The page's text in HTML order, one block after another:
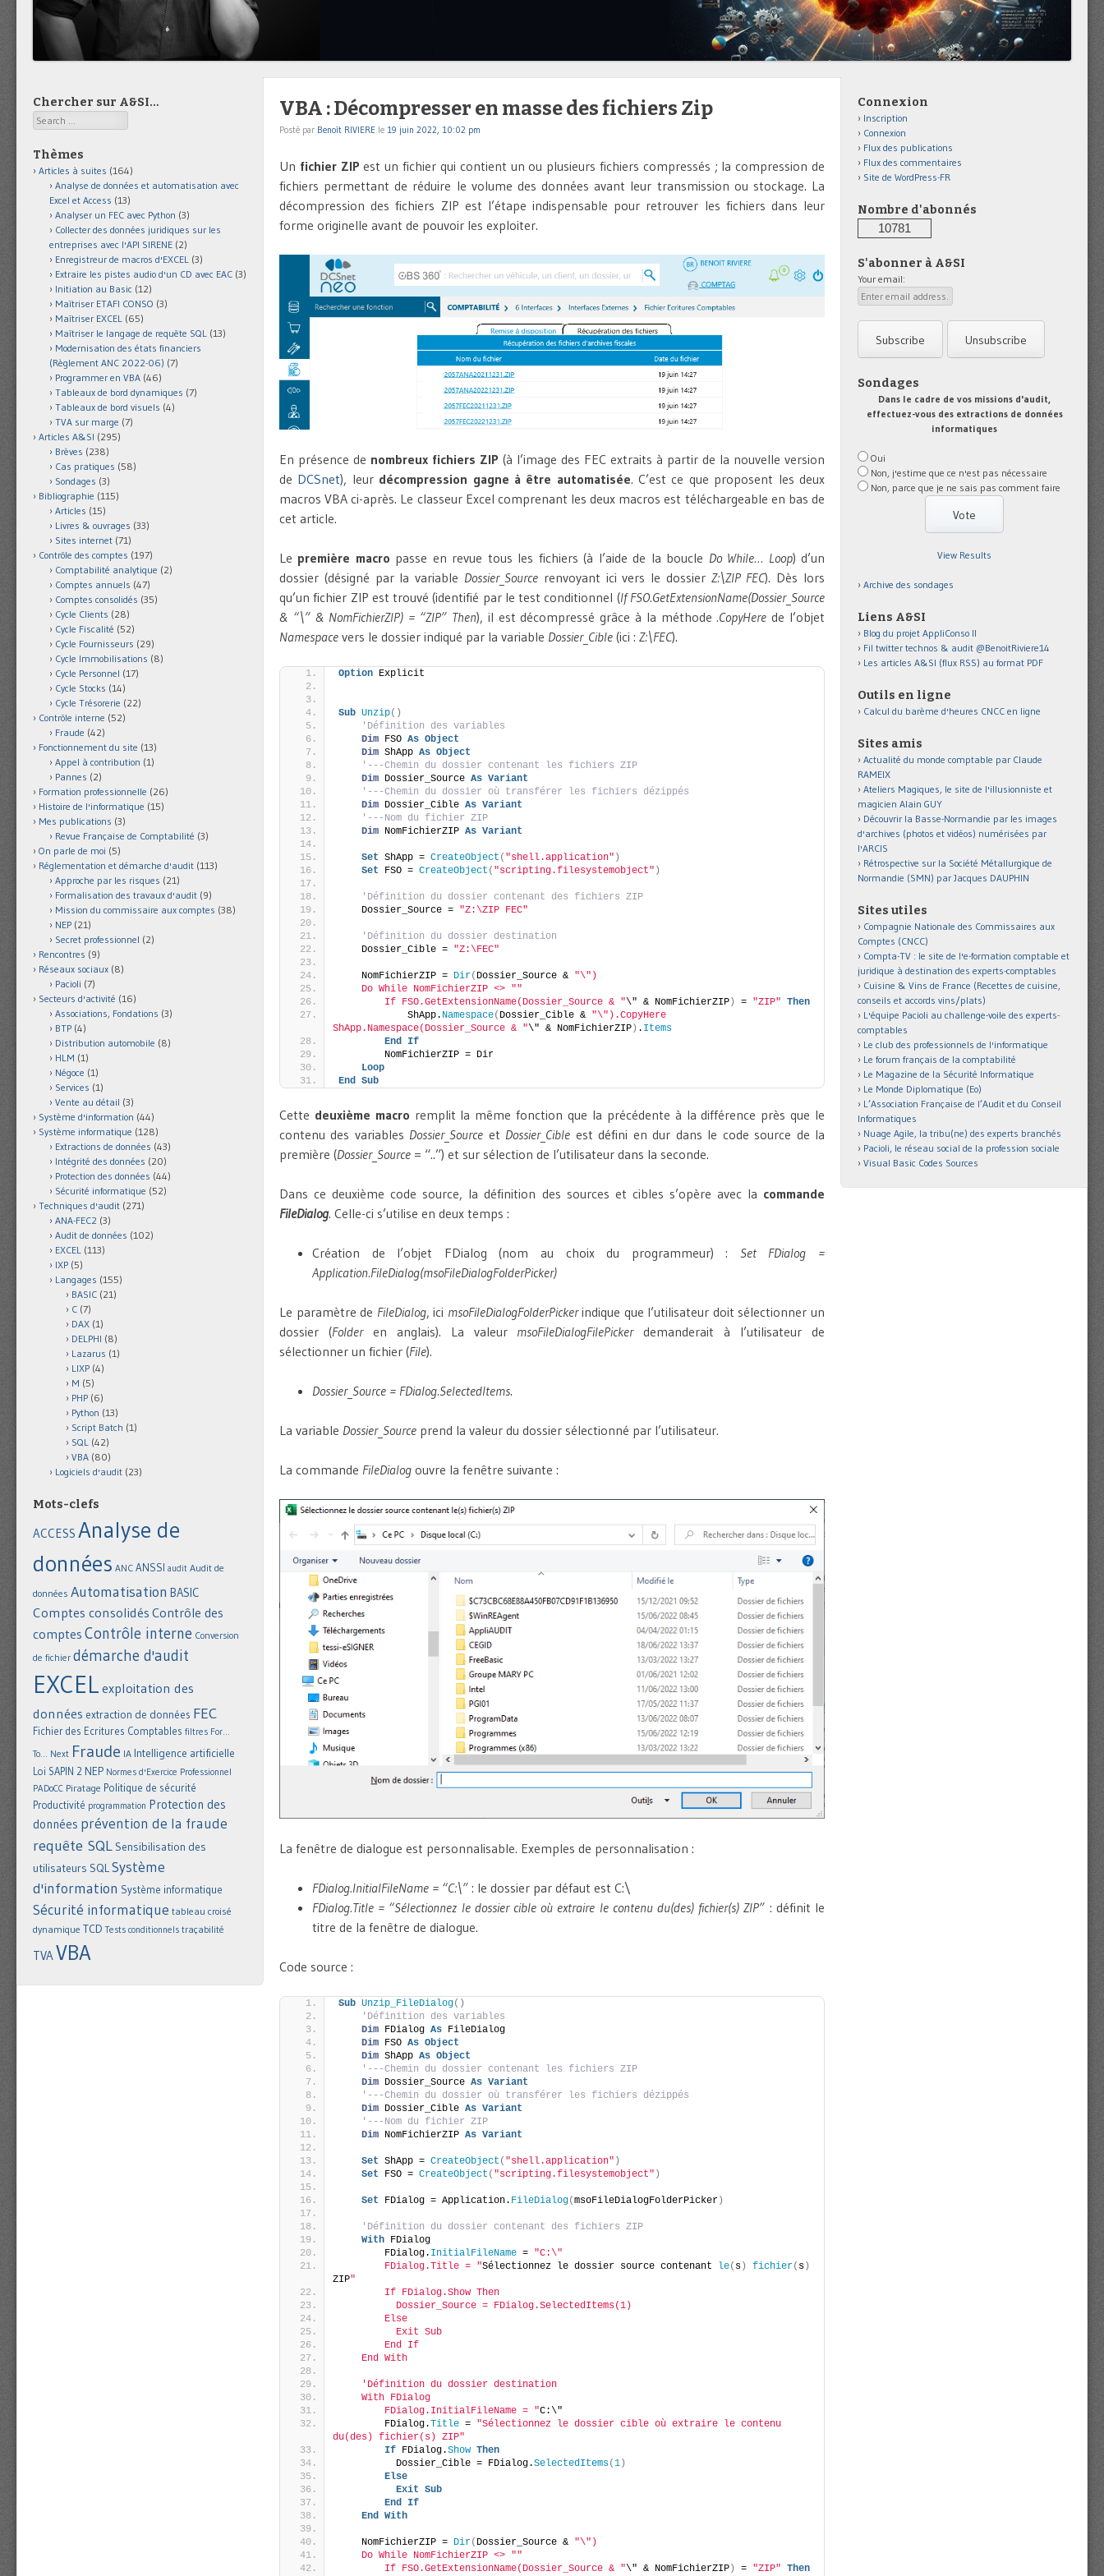
VBA : Décompresser en masse des fichiers Zip
Posté par Benoît RIVIERE le 19 juin 2022, 10:02 pm
Un fichier ZIP est un fichier qui contient un ou plusieurs fichiers compressés ; la compression de
fichiers permettant de réduire le volume des données avant leur transmission ou stockage. La
décompression des fichiers ZIP est l’étape indispensable pour retrouver les fichiers dans leur
forme originelle avant de pouvoir les exploiter.
En présence de nombreux fichiers ZIP (à l’image des FEC extraits à partir de la nouvelle version
de DCSnet), leur décompression gagne à être automatisée. C’est ce que proposent les deux
macros VBA ci-après. Le classeur Excel comprenant les deux macros est téléchargeable en bas de
cet article.
Le première macro passe en revue tous les fichiers (à l’aide de la boucle Do While… Loop) d’un
dossier (désigné par la variable Dossier_Sourcerenvoyant ici vers le dossier Z:\ZIP FEC). Dès lors
qu’un fichier ZIP est trouvé (identifié par le test conditionnel (If FSO.GetExtensionName(Dossier_Source
& “\” & NomFichierZIP) = “ZIP” Then), il est décompressé grâce à la méthode .CopyHere de l’objet
Namespace vers le dossier indiqué par la variable Dossier_Cible (ici : Z:\FEC).
Option Explicit
Sub Unzip()
'Définition des variables
Dim FSO As Object
Dim ShApp As Object
'---Chemin du dossier contenant les fichiers ZIP
Dim Dossier_Source As Variant
'---Chemin du dossier où transférer les fichiers dézippés
Dim Dossier_Cible As Variant
'---Nom du fichier ZIP
Dim NomFichierZIP As Variant
Set ShApp = CreateObject ( "shell.application" )
Set FSO = CreateObject ( "scripting.filesystemobject" )
'Définition du dossier contenant des fichiers ZIP
    Dossier_Source =
"Z:\ZIP FEC"
'Définition du dossier destination
    Dossier_Cible =
"Z:\FEC"
    NomFichierZIP =
Dir( Dossier_Source & "\")
    Do While NomFichierZIP <> "
"
        If FSO.GetExtensionName(Dossier_Source & "
\" & NomFichierZIP) = "ZIP" Then
            ShApp.
Namespace( Dossier_Cible & "\").CopyHere
ShApp.Namespace(Dossier_Source & "\" & NomFichierZIP) . Items
End
If
        NomFichierZIP = Dir
Loop
End
Sub
Cette deuxième macro remplit la même fonction que la précédente à la différence près que le
contenu des variables Dossier_Source et Dossier_Cible est défini en dur dans le code source de la
première (Dossier_Source = “..”) et sur sélection de l’utilisateur dans la seconde.
Dans ce deuxième code source, la définition des sources et cibles s’opère avec la commande
FileDialog. Celle-ci s’utilise en deux temps :
Création de l’objet FDialog (nom au choix du programmeur) : Set FDialog =
Application.FileDialog(msoFileDialogFolderPicker)
Le paramètre de FileDialog, ici msoFileDialogFolderPickerindique que l’utilisateur doit sélectionner un
dossier (Folderen anglais). La valeur msoFileDialogFilePickerdemanderait à l’utilisateur de
sélectionner un fichier (File).
Dossier_Source = FDialog.SelectedItems.
La variable Dossier_Source prend la valeur du dossier sélectionné par l’utilisateur.
La commande FileDialog ouvre la fenêtre suivante :
La fenêtre de dialogue est personnalisable. Exemples de personnalisation :
FDialog.InitialFileName = “C:\” : le dossier par défaut est C:\
FDialog.Title = “Sélectionnez le dossier cible où extraire le contenu du(des) fichier(s) ZIP” : définit le
titre de la fenêtre de dialogue.
Code source :
Sub Unzip_FileDialog()
'Définition des variables
Dim FDialog As FileDialog
Dim FSO As Object
Dim ShApp As Object
'---Chemin du dossier contenant les fichiers ZIP
Dim Dossier_Source As Variant
'---Chemin du dossier où transférer les fichiers dézippés
Dim Dossier_Cible As Variant
'---Nom du fichier ZIP
Dim NomFichierZIP As Variant
Set ShApp = CreateObject ( "shell.application" )
Set FSO = CreateObject ( "scripting.filesystemobject" )
Set FDialog = Application. FileDialog(msoFileDialogFolderPicker)
'Définition du dossier contenant des fichiers ZIP
With FDialog
        FDialog.
InitialFileName = "C:\"
        FDialog.Title = "
Sélectionnez le dossier source contenant le( s) fichier( s)
ZIP"
        If FDialog.Show Then
          Dossier_Source = FDialog.SelectedItems(1)
        Else
          Exit Sub
        End If
    End With
    'Définition du dossier destination
    With FDialog
        FDialog.InitialFileName = "
C:\"
        FDialog.
Title = "Sélectionnez le dossier cible où extraire le contenu
du(des) fichier(s) ZIP"
If FDialog.Show Then
          Dossier_Cible = FDialog.
SelectedItems(1)
Else
Exit Sub
End
If
End
With
    NomFichierZIP =
Dir( Dossier_Source & "\")
    Do While NomFichierZIP <> "
"
        If FSO.GetExtensionName(Dossier_Source & "
\" & NomFichierZIP) = "ZIP" Then
Chercher sur A&SI…
Search
Thèmes
Articles à suites (164)
Analyse de données et automatisation avec
Excel et Access (13)
Analyser un FEC avec Python (3)
Collecter des données juridiques sur les
entreprises avec l'API SIRENE (2)
Enregistreur de macros d'EXCEL (3)
Extraire les pistes audio d'un CD avec EAC (3)
Initiation au Basic (12)
Maîtriser ETAFI CONSO (3)
Maîtriser EXCEL (65)
Maîtriser le langage de requête SQL (13)
Modernisation des états financiers
(Règlement ANC 2022-06) (7)
Programmer en VBA (46)
Tableaux de bord dynamiques (7)
Tableaux de bord visuels (4)
TVA sur marge (7)
Articles A&SI (295)
Brèves (238)
Cas pratiques (58)
Sondages (3)
Bibliographie (115)
Articles (15)
Livres & ouvrages (33)
Sites internet (71)
Contrôle des comptes (197)
Comptabilité analytique (2)
Comptes annuels (47)
Comptes consolidés (35)
Cycle Clients (28)
Cycle Fiscalité (52)
Cycle Fournisseurs (29)
Cycle Immobilisations (8)
Cycle Personnel (17)
Cycle Stocks (14)
Cycle Trésorerie (22)
Contrôle interne (52)
Fraude (42)
Fonctionnement du site (13)
Appel à contribution (1)
Pannes (2)
Formation professionnelle (26)
Histoire de l'informatique (15)
Mes publications (3)
Revue Française de Comptabilité (3)
On parle de moi (5)
Réglementation et démarche d'audit (113)
Approche par les risques (21)
Formalisation des travaux d'audit (9)
Mission du commissaire aux comptes (38)
NEP (21)
Secret professionnel (2)
Rencontres (9)
Réseaux sociaux (8)
Pacioli (7)
Secteurs d'activité (16)
Associations, Fondations (3)
BTP (4)
Distribution automobile (8)
HLM (1)
Négoce (1)
Services (1)
Vente au détail (3)
Système d'information (44)
Système informatique (128)
Extractions de données (43)
Intégrité des données (20)
Protection des données (44)
Sécurité informatique (52)
Techniques d'audit (271)
ANA-FEC2 (3)
Audit de données (102)
EXCEL (113)
IXP (5)
Langages (155)
BASIC (21)
C (7)
DAX (1)
DELPHI (8)
Lazarus (1)
LIXP (4)
M (5)
PHP (6)
Python (13)
Script Batch (1)
SQL (42)
VBA (80)
Logiciels d'audit (23)
Mots-clefs
ACCESS Analyse de
données ANC ANSSI audit Audit de
données Automatisation BASIC
Comptes consolidés Contrôle des
comptes Contrôle interne Conversion
de fichier démarche d'audit
EXCEL exploitation des
données extraction de données FEC
Fichier des Ecritures Comptables filtres For...
To... Next Fraude IA Intelligence artificielle
Loi SAPIN 2 NEP Normes d'Exercice Professionnel
PADoCC Piratage Politique de sécurité
Productivité programmation Protection des
données prévention de la fraude
requête SQL Sensibilisation des
utilisateurs SQLSystème
d'information Système informatique
Sécurité informatique tableau croisé
dynamique TCD Tests conditionnels traçabilité
TVAVBA
Connexion
Inscription
Connexion
Flux des publications
Flux des commentaires
Site de WordPress-FR
Nombre d'abonnés
10781
S'abonner à A&SI
Your email:
Sondages
Dans le cadre de vos missions d'audit,
effectuez-vous des extractions de données
informatiques
Oui
Non, j'estime que ce n'est pas nécessaire
Non, parce que je ne sais pas comment faire
View Results
Archive des sondages
Liens A&SI
Blog du projet AppliConso II
Fil twitter technos & audit @BenoitRiviere14
Les articles A&SI (flux RSS) au format PDF
Outils en ligne
Calcul du barème d'heures CNCC en ligne
Sites amis
Actualité du monde comptable par Claude
RAMEIX
Ateliers Magiques, le site de l'illusionniste et
magicien Alain GUY
Découvrir la Basse-Normandie par les images
d'archives (photos et vidéos) numérisées par
l'ARCIS
Rétrospective sur la Société Métallurgique de
Normandie (SMN) par Jacques DAUPHIN
Sites utiles
Compagnie Nationale des Commissaires aux
Comptes (CNCC)
Compta-TV : le site de l'e-formation comptable et
juridique à destination des experts-comptables
Cuisine & Vins de France (Recettes de cuisine,
conseils et accords vins/plats)
L'équipe Pacioli au challenge-voile des experts-
comptables
Le club des professionnels de l'informatique
Le forum français de la comptabilité
Le Magazine de la Sécurité Informatique
Le Monde Diplomatique (Eo)
L’Association Française de l’Audit et du Conseil
Informatiques
Nuage Agile, la tribu(ne) des experts branchés
Pacioli, le réseau social de la profession sociale
Visual Basic Codes Sources